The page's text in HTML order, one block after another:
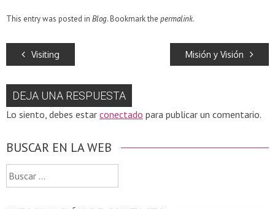
This entry was posted in Blog. Bookmark the permalink.
Visiting Misión y Visión
DEJA UNA RESPUESTA
Lo siento, debes estar conectado para publicar un comentario.
BUSCAR EN LA WEB
Buscar: